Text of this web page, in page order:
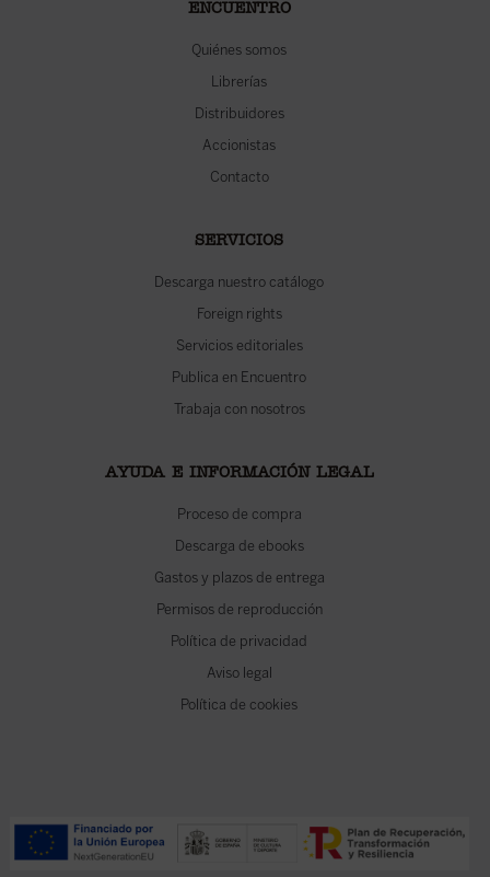
ENCUENTRO
Quiénes somos
Librerías
Distribuidores
Accionistas
Contacto
SERVICIOS
Descarga nuestro catálogo
Foreign rights
Servicios editoriales
Publica en Encuentro
Trabaja con nosotros
AYUDA E INFORMACIÓN LEGAL
Proceso de compra
Descarga de ebooks
Gastos y plazos de entrega
Permisos de reproducción
Política de privacidad
Aviso legal
Política de cookies